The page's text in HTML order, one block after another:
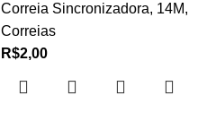
Correia Sincronizadora, 14M,
Correias
R$2,00